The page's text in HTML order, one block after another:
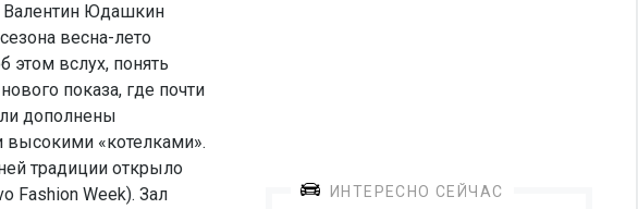
Валентин Юдашкин
весна-лето
этом вслух, понять
показа, где почти
дополнены
«котелками».
традиции открыло
Fashion Week). Зал
ИНТЕРЕСНО СЕЙЧАС